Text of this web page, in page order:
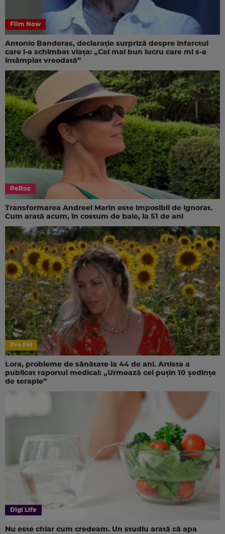
Film Now
Antonio Banderas, declarație surpriză despre infarctul
care i-a schimbat viața: „Cel mai bun lucru care mi s-a
întâmplat vreodată”
PeRoz
Transformarea Andreei Marin este imposibil de ignorat.
Cum arată acum, în costum de baie, la 51 de ani
Pro FM
Lora, probleme de sănătate la 44 de ani. Artista a
publicat raportul medical: „Urmează cel puțin 10 ședințe
de terapie”
Digi Life
Nu este chiar cum credeam. Un studiu arată că apa